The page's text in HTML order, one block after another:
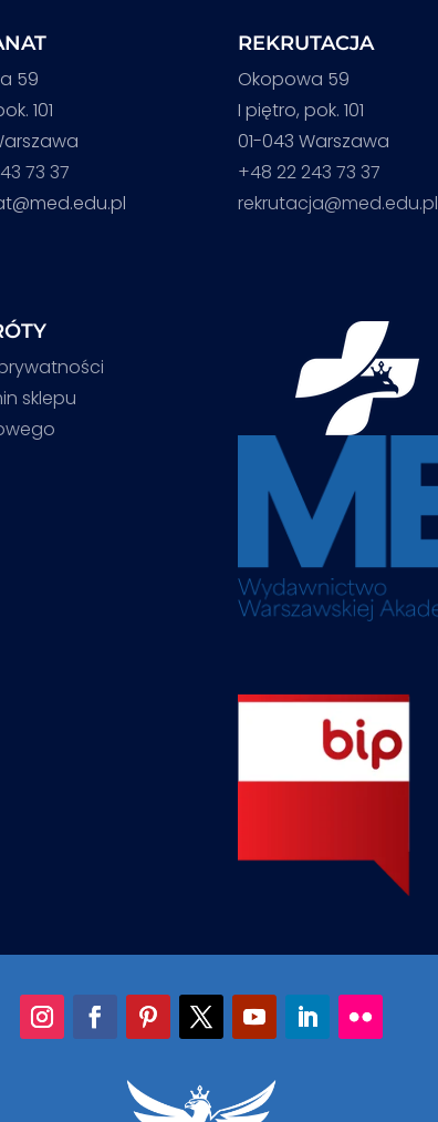
59
101
73 37
REKRUTACJA
Okopowa 59
I piętro, pok. 101
01-043 Warszawa
+48 22 243 73 37
rekrutacja@med.edu.pl
sklepu